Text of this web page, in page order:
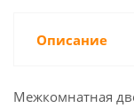
Описание
Межкомнатная